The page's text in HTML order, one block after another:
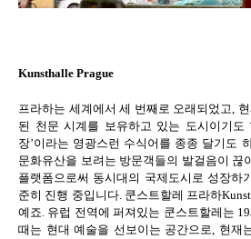
Kunsthalle Prague
프라하는 세계에서 세 번째로 오래되었고,
된 천문 시계를 보유하고 있는 도시이기도
장’이라는 영광스런 수식어를 종종 달기도
문화유산을 보려는 방문객들의 발걸음이 끊
플랫폼으로써 동시대의 국제도시로 성장하
준히 진행 중입니다. 쿤스트할레 프라하
예죠. 유럽 전역에 퍼져있는 쿤스트할레는 19
때는 현대 예술을 선보이는 공간으로, 현재